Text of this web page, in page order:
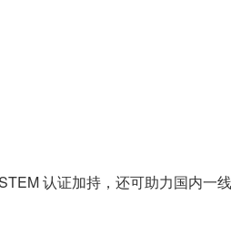
认证加持，还可助力国内一